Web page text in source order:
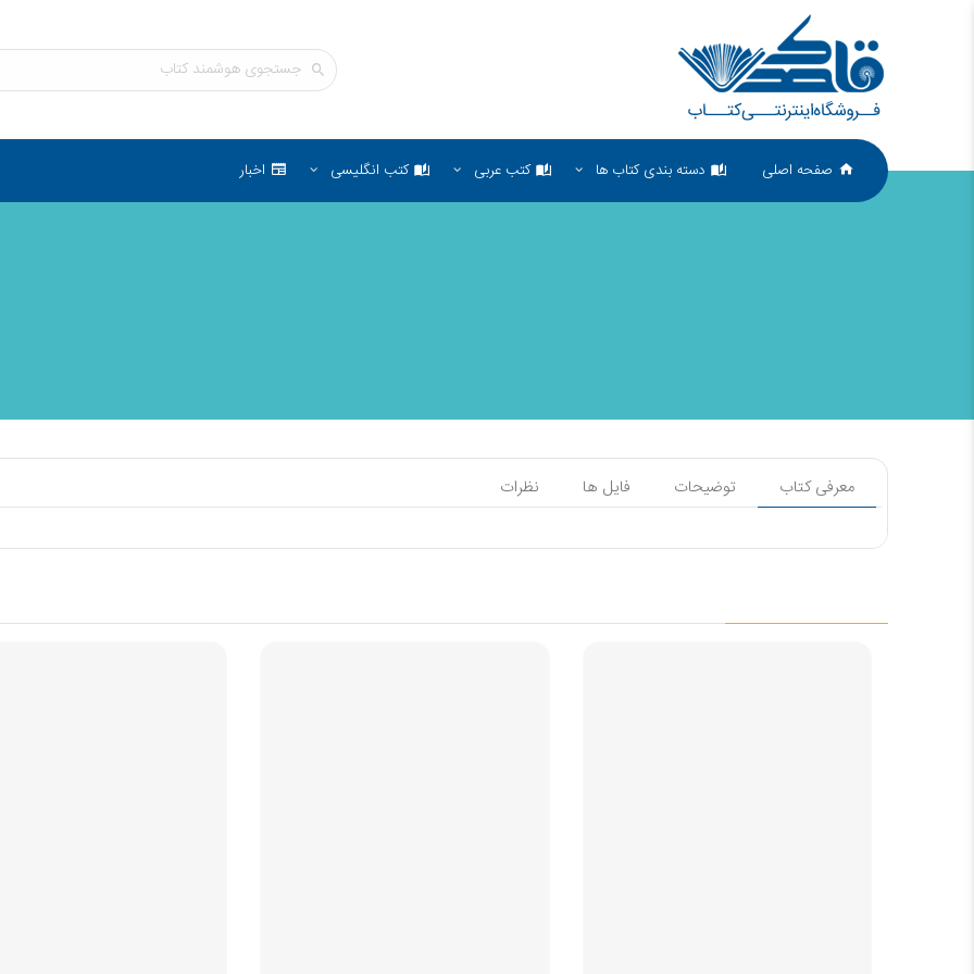
صفحه اصلی دسته بندی کتاب ها کتب عربی کتب انگلیسی اخبار
معرفی کتاب توضیحات فایل ها نظرات